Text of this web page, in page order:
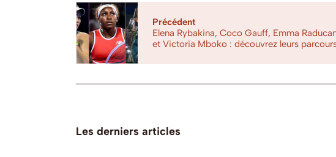
Précédent
Elena Rybakina, Coco Gauff, Emma
et Victoria Mboko : découvrez leurs
Les derniers articles